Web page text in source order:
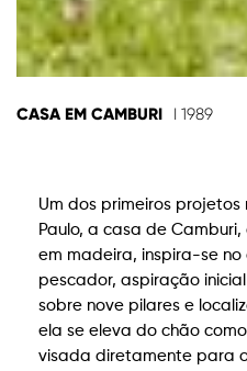
CASA EM CAMBURI I 1989
Um dos primeiros
Paulo, a casa de
em madeira, inspira-se
pescador, aspiração
sobre nove pilares e
ela se eleva do chão
visada diretamente para